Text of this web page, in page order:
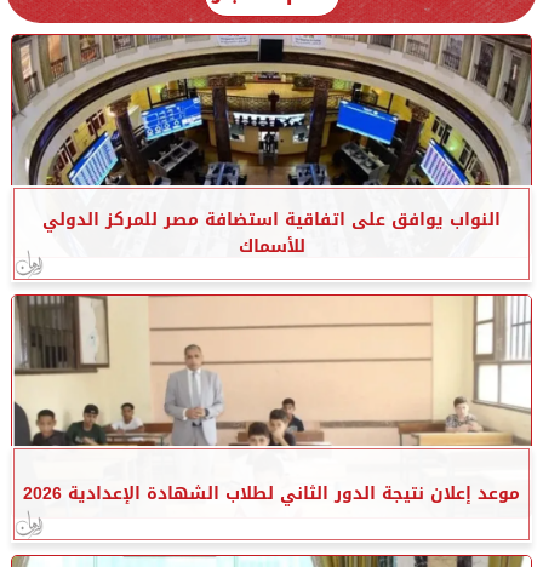
النواب يوافق على اتفاقية استضافة مصر للمركز الدولي
للأسماك
موعد إعلان نتيجة الدور الثاني لطلاب الشهادة الإعدادية 2026